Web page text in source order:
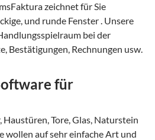
zeichnet für Sie
und runde Fenster . Unsere
bei der
Bestätigungen, Rechnungen usw.
für
Haustüren, Tore, Glas, Naturstein
wollen auf sehr einfache Art und